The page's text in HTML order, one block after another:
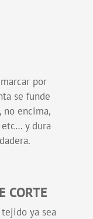
por
se funde
encima,
etc… y dura
CORTE
ya sea